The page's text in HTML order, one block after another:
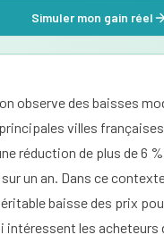
Simuler mon gain réel
observe des baisses
villes
réduction de plus de 6
un an. Dans ce
baisse des prix
intéressent les acheteurs